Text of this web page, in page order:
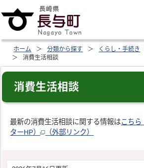
ホーム 分類から探す くらし・手続き
消費生活相談
消費生活相談
最新の消費生活相談に関する情報はこちら
ターHP）
（外部リンク）